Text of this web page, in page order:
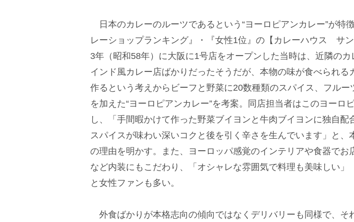
日本のカレーのルーツであるという“ヨーロピアンカレー”が特
レーショップランキング』・『女性1位』の【カレーハウス サ
3年（昭和58年）に大阪に1号店をオープンした当時は、近隣の
インド風カレー店ばかりだったそうだが、本物の味が食べられる
作るという考えからビーフと野菜に20数種類のスパイス、フルー
を加えた“ヨーロピアンカレー”を考案。同店担当者はこのヨーロ
し、「手間暇かけて作った野菜ブイヨンと牛肉ブイヨンに独自配
スパイスが味わい深いコクと後を引く辛さを生んでいます」と、
の理由を明かす。また、ヨーロッパ感覚のインテリアや食器でお
など内装にもこだわり、「オシャレな雰囲気で料理も美味しい」
と女性ファンも多い。
外食ばかりが本格志向の傾向ではなくデリバリーも同様で、そ